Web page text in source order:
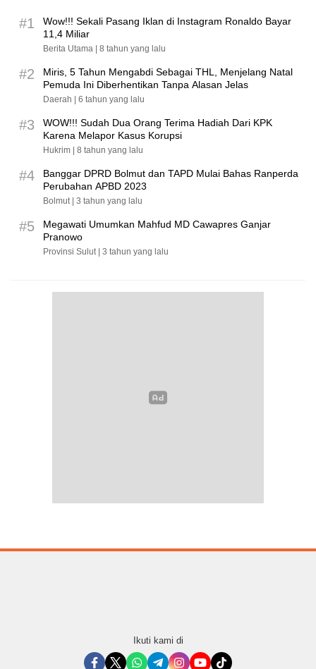
#1
Wow!!! Sekali Pasang Iklan di Instagram Ronaldo Bayar
11,4 Miliar
Berita Utama | 8 tahun yang lalu
#2
Miris, 5 Tahun Mengabdi Sebagai THL, Menjelang Natal
Pemuda Ini Diberhentikan Tanpa Alasan Jelas
Daerah | 6 tahun yang lalu
#3
WOW!!! Sudah Dua Orang Terima Hadiah Dari KPK
Karena Melapor Kasus Korupsi
Hukrim | 8 tahun yang lalu
#4
Banggar DPRD Bolmut dan TAPD Mulai Bahas Ranperda
Perubahan APBD 2023
Bolmut | 3 tahun yang lalu
#5
Megawati Umumkan Mahfud MD Cawapres Ganjar
Pranowo
Provinsi Sulut | 3 tahun yang lalu
Ikuti kami di